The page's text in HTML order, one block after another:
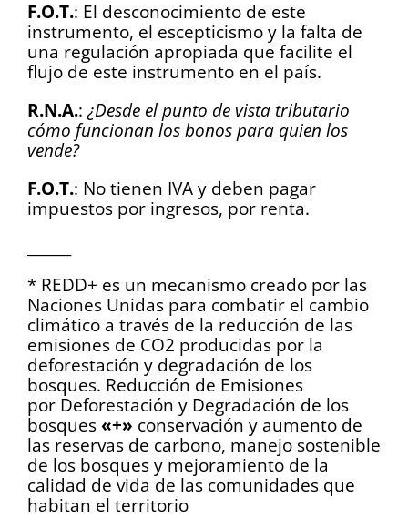
F.O.T.: El desconocimiento de este
instrumento, el escepticismo y la falta de
una regulación apropiada que facilite el
flujo de este instrumento en el país.
R.N.A.: ¿Desde el punto de vista tributario
cómo funcionan los bonos para quien los
vende?
F.O.T.: No tienen IVA y deben pagar
impuestos por ingresos, por renta.
* REDD+ es un mecanismo creado por las
Naciones Unidas para combatir el cambio
climático a través de la reducción de las
emisiones de CO2 producidas por la
deforestación y degradación de los
bosques. Reducción de Emisiones
por Deforestación y Degradación de los
bosques «+» conservación y aumento de
las reservas de carbono, manejo sostenible
de los bosques y mejoramiento de la
calidad de vida de las comunidades que
habitan el territorio